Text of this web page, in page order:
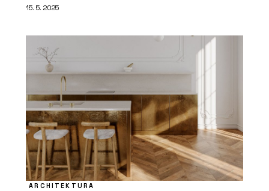
15. 5. 2025
ARCHITEKTURA